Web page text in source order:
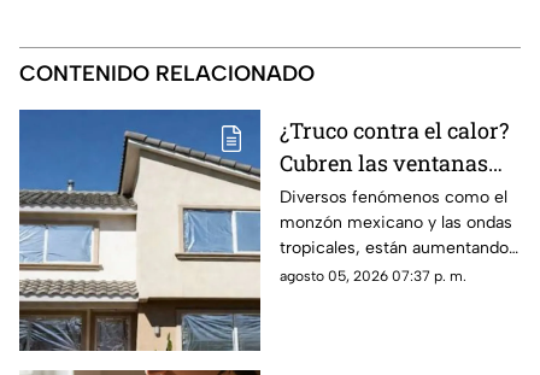
CONTENIDO RELACIONADO
¿Truco contra el calor?
Cubren las ventanas
con papel aluminio,
esto explica la ciencia
Diversos fenómenos como el
monzón mexicano y las ondas
tropicales, están aumentando
las temperaturas en todo el
agosto 05, 2026 07:37 p. m.